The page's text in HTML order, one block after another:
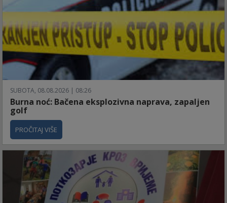
SUBOTA, 08.08.2026 | 08:26
Burna noć: Bačena eksplozivna naprava, zapaljen
golf
PROČITAJ VIŠE